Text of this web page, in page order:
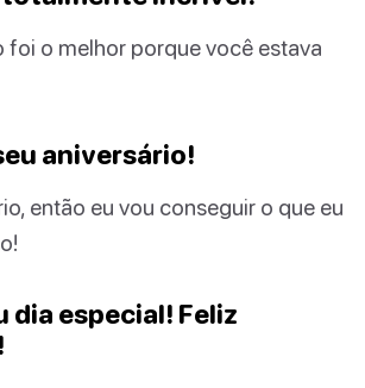
foi o melhor porque você estava
aniversário!
então eu vou conseguir o que eu
dia especial! Feliz